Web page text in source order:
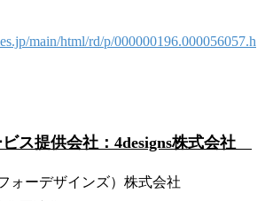
main/html/rd/p/000000196.000056057.h
ス提供会社：4designs株式会社
ォーデザインズ）株式会社